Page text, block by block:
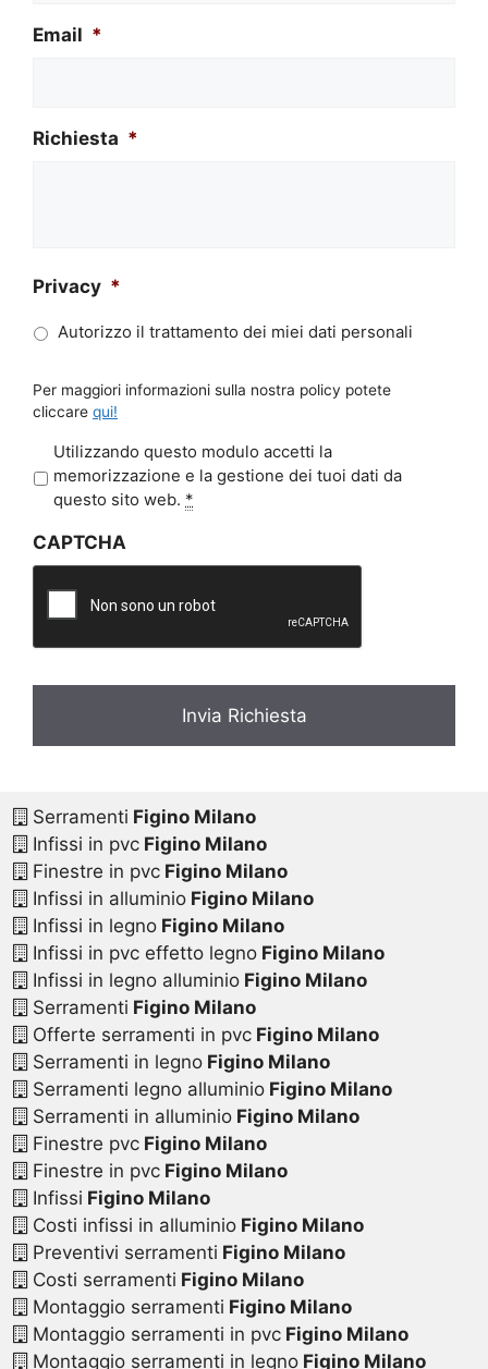
Email *
Richiesta *
Privacy *
Autorizzo il trattamento dei miei dati personali
Per maggiori informazioni sulla nostra policy potete
cliccare qui!
r
a
c
*
Utilizzando questo modulo accetti la
memorizzazione e la gestione dei tuoi dati da
questo sito web. *
CAPTCHA
Serramenti Figino Milano
Infissi in pvcFigino Milano
Finestre in pvcFigino Milano
Infissi in alluminioFigino Milano
Infissi in legnoFigino Milano
Infissi in pvc effetto legnoFigino Milano
Infissi in legno alluminioFigino Milano
Serramenti Figino Milano
Offerte serramenti in pvcFigino Milano
Serramenti in legnoFigino Milano
Serramenti legno alluminioFigino Milano
Serramenti in alluminioFigino Milano
Finestre pvcFigino Milano
Finestre in pvcFigino Milano
Infissi Figino Milano
Costi infissi in alluminioFigino Milano
Preventivi serramenti Figino Milano
Costi serramenti Figino Milano
Montaggio serramenti Figino Milano
Montaggio serramenti in pvcFigino Milano
Montaggio serramenti in legnoFigino Milano